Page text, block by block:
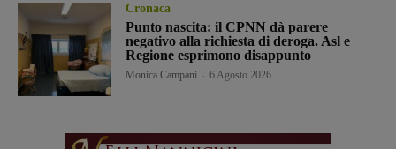
Cronaca
Punto nascita: il CPNN dà parere
negativo alla richiesta di deroga. Asl e
Regione esprimono disappunto
Monica Campani 6 Agosto 2026